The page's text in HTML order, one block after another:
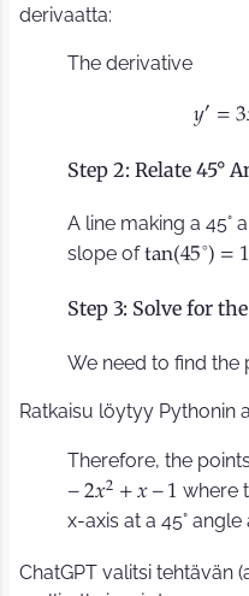
derivaatta:
The derivative
𝑦′ = 3
Step 2: Relate 45°
A line making a 45°
slope oftan(45∘) = 1
Step 3: Solve for
We need to find the
Ratkaisu löytyy Pythonin
Therefore, the
−2𝑥2 +𝑥−1 where
x-axis at a 45° angle
ChatGPT valitsi tehtävän